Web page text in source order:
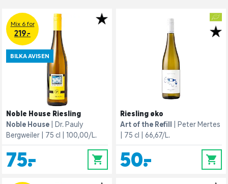
Mix 6 for
219.-
BILKA AVISEN
Noble House Riesling
Noble House
Dr. Pauly
Bergweiler
75 cl 100,00/L.
75,- 0
Riesling øko
Art of the Refill
Peter Mertes
75 cl
66,67/L.
50,- 0